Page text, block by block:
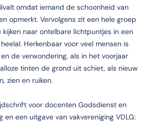
omdat iemand de schoonheid van
opmerkt. Vervolgens zit een hele groep
naar ontelbare lichtpuntjes in een
Herkenbaar voor veel mensen is
de verwondering, als in het voorjaar
tinten de grond uit schiet, als nieuw
zien en ruiken.
voor docenten Godsdienst en
en een uitgave van vakvereniging VDLG: